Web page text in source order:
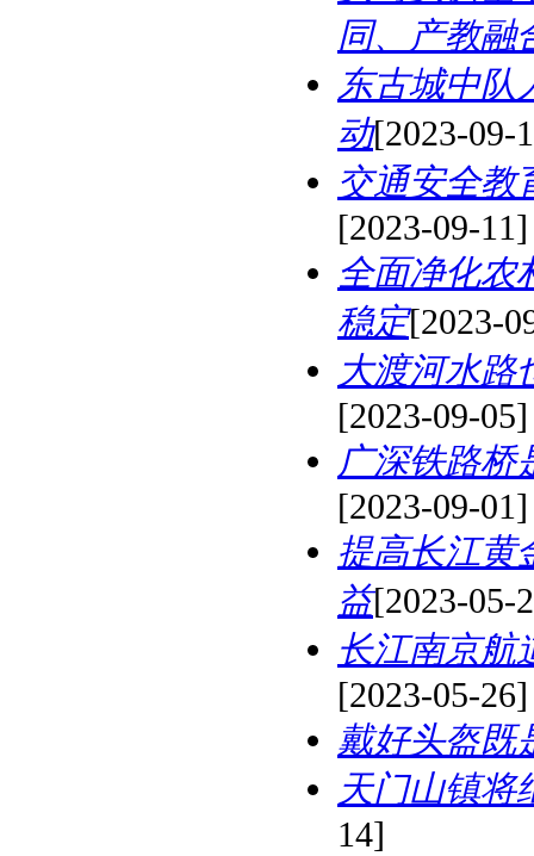
同、产教融
东古城中队
动[2023-09-
交通安全教
[2023-09-11]
全面净化农
稳定[2023-
大渡河水路
[2023-09-05]
广深铁路桥
[2023-09-01]
提高长江黄
益[2023-05-
长江南京航
[2023-05-26]
戴好头盔既
天门山镇将
14]